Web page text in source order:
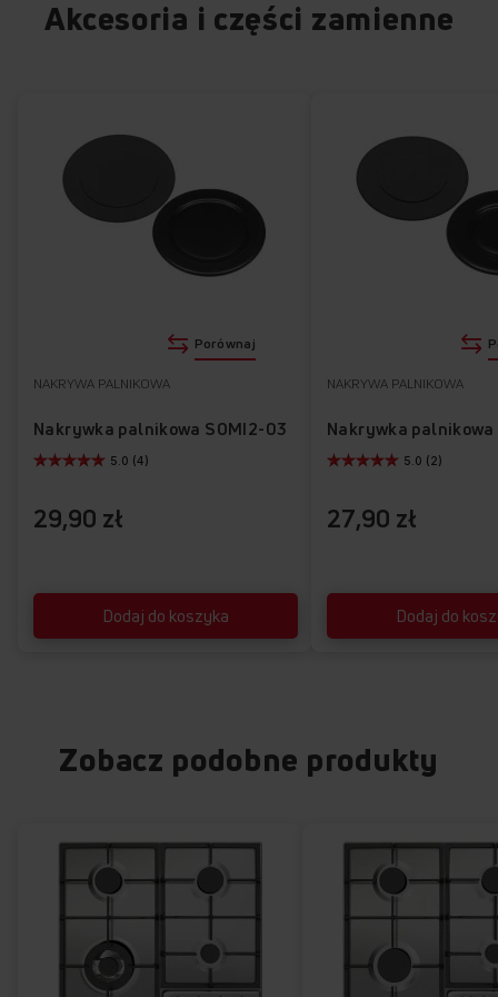
Akcesoria i części zamienne
29,90 zł
NAKRYWA PALNIKOWA
Nakrywka palnikowa SOMI2-03
Dodaj do koszyka
5.0 (4)
Porównaj
27,90 zł
NAKRYWA PALNIKOWA
Nakrywka
Dodaj do
5.0 (2)
Zobacz podobne produkty